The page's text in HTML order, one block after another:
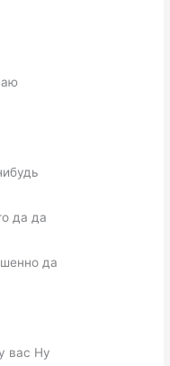
да да
да
вас Ну